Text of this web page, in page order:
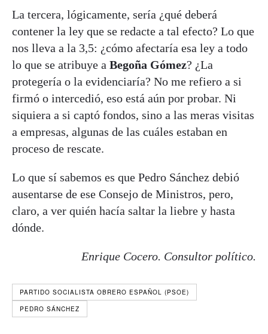
La tercera, lógicamente, sería ¿qué deberá
contener la ley que se redacte a tal efecto? Lo que
nos lleva a la 3,5: ¿cómo afectaría esa ley a todo
lo que se atribuye a Begoña Gómez? ¿La
protegería o la evidenciaría? No me refiero a si
firmó o intercedió, eso está aún por probar. Ni
siquiera a si captó fondos, sino a las meras visitas
a empresas, algunas de las cuáles estaban en
proceso de rescate.
Lo que sí sabemos es que Pedro Sánchez debió
ausentarse de ese Consejo de Ministros, pero,
claro, a ver quién hacía saltar la liebre y hasta
dónde.
Enrique Cocero. Consultor político.
PARTIDO SOCIALISTA OBRERO ESPAÑOL (PSOE)
PEDRO SÁNCHEZ